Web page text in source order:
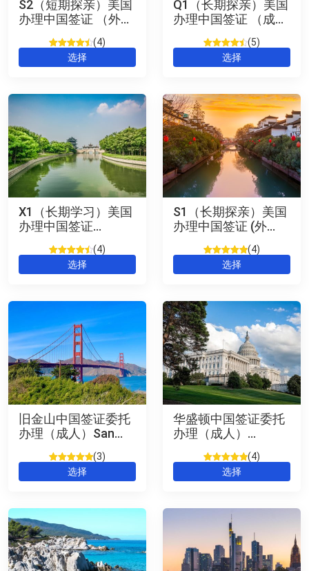
S2（短期探亲）美国
办理中国签证 （外
Visiting Chinese
Visa (US)
评级4.5/
5，已有
2
4
选择
Q1（长期探亲）美国
办理中国签证 （成
(US) 可申十年签
评级4.5/
5，已有
2
5
选择
X1（长期学习）美国
办理中国签证
评级4.5/
5，已有
2
4
选择
S1（长期探亲）美国
办理中国签证 (外
Visiting Chinese
Visa (US)
评级5/
5，已有
2
位
4
选择
旧金山中国签证委托
办理（成人）San
Visa
评级5/
5，已有
3
位
3
选择
华盛顿中国签证委托
办理（成人）
Chinese Visa
评级5/
5，已有
3
位
4
选择